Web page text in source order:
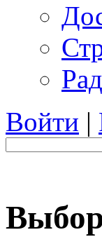
Войти |